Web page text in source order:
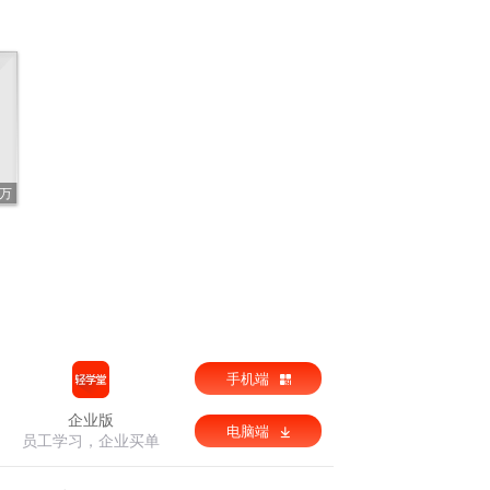
企业版
员工学习，企业买单
手机端
电脑端